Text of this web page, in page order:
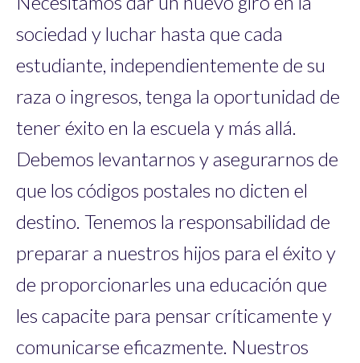
sociedad y luchar hasta que cada
estudiante, independientemente de su
raza o ingresos, tenga la oportunidad de
tener éxito en la escuela y más allá.
Debemos levantarnos y asegurarnos de
que los códigos postales no dicten el
destino. Tenemos la responsabilidad de
preparar a nuestros hijos para el éxito y
de proporcionarles una educación que
les capacite para pensar críticamente y
comunicarse eficazmente. Nuestros